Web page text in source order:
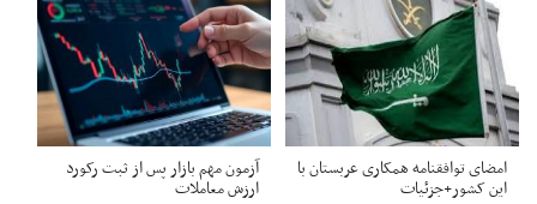
امضای توافقنامه همکاری عربستان با
این کشور+جزئیات
آزمون مهم بازار پس از ثبت رکورد
ارزش معاملات